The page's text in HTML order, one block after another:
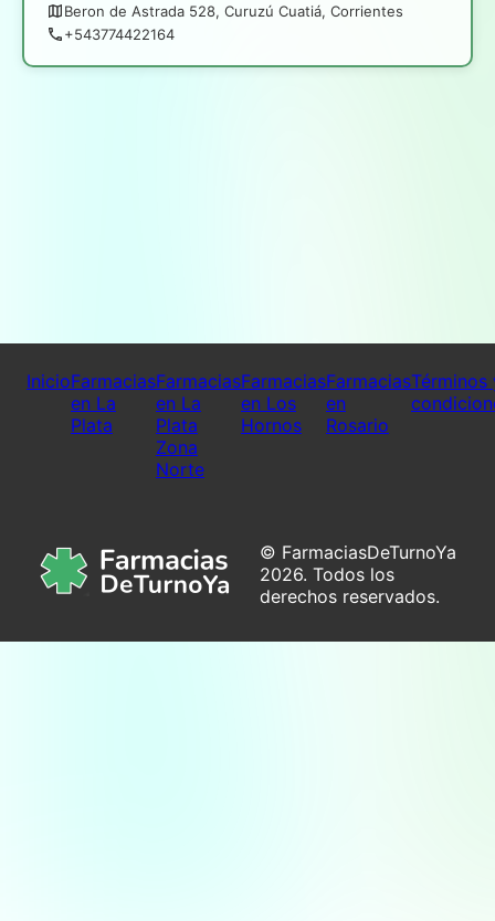
Beron de Astrada 528, Curuzú Cuatiá, Corrientes
+543774422164
InicioFarmacias
en La
Plata
Farmacias
en La
Plata
Zona
Norte
Farmacias
en Los
Hornos
Farmacias
en
Rosario
Términos
© FarmaciasDeTurnoYa
2026. Todos los
derechos reservados.